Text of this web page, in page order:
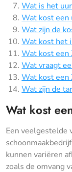
Wat is het
Wat kost een
Wat zijn de
Wat kost het
Wat kost een
Wat vraagt
Wat kost een
Wat zijn de
Wat kost
Een veelgestelde
kunnen variëren
zoals de omvang